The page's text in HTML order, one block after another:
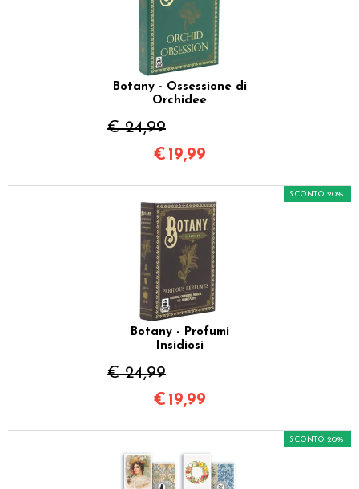
Botany - Ossessione di
Orchidee
€ 24,99
€ 19,99
Botany - Profumi
Insidiosi
€ 24,99
SCONTO 20%
€ 19,99
SCONTO 20%